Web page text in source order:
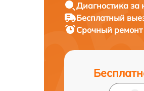
Диагностика за
Бесплатный
Срочный ремонт